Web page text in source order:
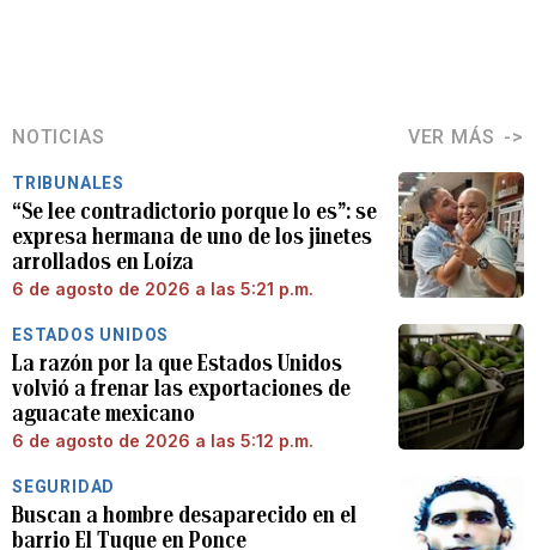
NOTICIAS VER MÁS
TRIBUNALES
“Se lee contradictorio porque lo es”: se
expresa hermana de uno de los jinetes
arrollados en Loíza
6 de agosto de 2026 a las 5:21 p.m.
ESTADOS UNIDOS
La razón por la que Estados Unidos
volvió a frenar las exportaciones de
aguacate mexicano
6 de agosto de 2026 a las 5:12 p.m.
SEGURIDAD
Buscan a hombre desaparecido en el
barrio El Tuque en Ponce